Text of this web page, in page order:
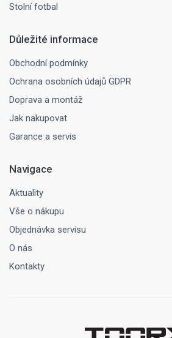
Stolní fotbal
Důležité informace
Obchodní podmínky
Ochrana osobních údajů GDPR
Doprava a montáž
Jak nakupovat
Garance a servis
Navigace
Aktuality
Vše o nákupu
Objednávka servisu
O nás
Kontakty